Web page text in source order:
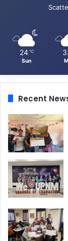
24 ℃
Sun
Recent